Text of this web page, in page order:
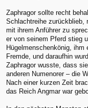
Zaphragor sollte recht
Schlachtreihe zurückblieb,
mit ihrem Anführer zu
er von seinem Pferd stieg
Hügelmenschenkönig,
Fremde, und daraufhin
Zaphragor wusste, dass
anderen Numenorer – die
Nach einer kurzen Zeit
das Reich Angmar war